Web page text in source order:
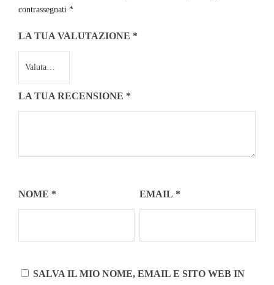
contrassegnati *
LA TUA VALUTAZIONE *
LA TUA RECENSIONE *
NOME * EMAIL *
SALVA IL MIO NOME, EMAIL E SITO WEB IN